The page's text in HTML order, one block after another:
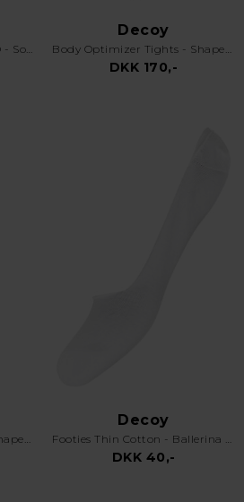
Løbefri Strømpebukser 15D - Soft Sheer Run-Resis - Nude
Decoy
Body Optimizer Tights - Shapewear Strømpebukser - Blue Iris
DKK 170,-
Body Optimizer Tights - Shapewear Strømpebukser - Black
Decoy
Footies Thin Cotton - Ballerina Fusling - Hvid
DKK 40,-